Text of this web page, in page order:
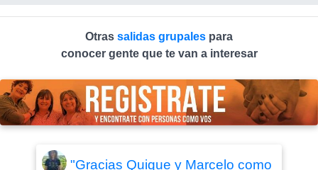
Otras salidas grupales para
conocer gente que te van a interesar
"Gracias Quique y Marcelo como